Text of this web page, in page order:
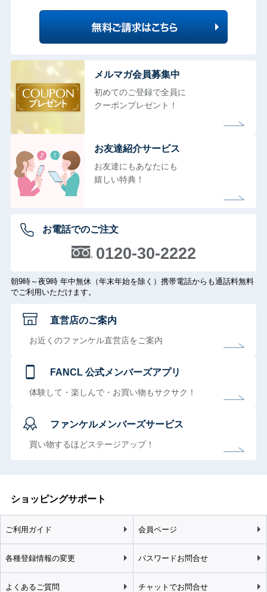
メルマガ会員募集中
初めてのご登録で全員に
クーポンプレゼント！
お友達紹介サービス
お友達にもあなたにも
嬉しい特典！
お電話でのご注文
0120-30-2222
朝9時～夜9時 年中無休（年末年始を除く）携帯電話からも通話料無料
でご利用いただけます。
直営店のご案内
お近くのファンケル直営店をご案内
FANCL 公式メンバーズアプリ
体験して・楽しんで・お買い物もサクサク！
ファンケルメンバーズサービス
買い物するほどステージアップ！
ショッピングサポート
ご利用ガイド 会員ページ
各種登録情報の変更 パスワードお問合せ
よくあるご質問 チャットでお問合せ